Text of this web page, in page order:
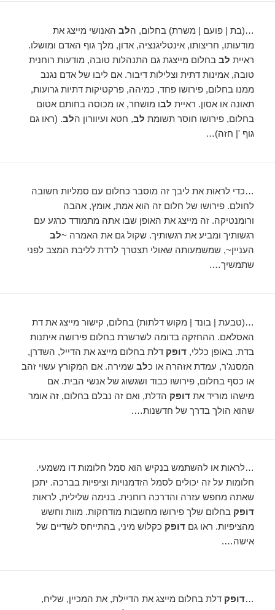
…(בת | פועם | משרת) בחלום, הלב האנושי מייצג את
מודעותו, חריצותו, אינטליגנציה, אדון, מלך גוף האדם ומושלו.
ראיית לב בחלום מייצגת גם התנהלות טובה, מודעות רוחנית
טובה, אמינות דתית וצלילות דיבור. אם ליבו של אדם נגנב
ממנו בחלום, פירושו פחד, כמיהה, פרקטיקות דתיות גרועות,
תאונה או אסון. ראיית לבו מושחר, או מכוסה בחותם אטום
בחלום, פירושו חוסר תשומת לב, חטא ועיוורון הלב. (ראו גם
גוף '| חזה)…
…כדי לראות את ליבך זה מוסבר כחלום עם סמליות חשובה
לחולם. פירושו של חלום זה הוא אמת, אומץ, אהבה
ורומנטיקה. זה מייצג את האופן שבו אתה מתמודד כרגע עם
רגשותיך ומביע את רגשותיך. שקול גם את האמרה ~לב
העניין~, שמשמעותה שאולי תצטרך לרדת לליבת המצב לפני
שתמשיך….
…(טבעת | בונד | מקוש דלתות) בחלום, קישור מייצג את דת
האסלאם. ההחזקה בדומה לשרשרת בחלום פירושה איתנות
בדת. באופן כללי,דופק דלת בחלום מייצג את הדייל, השדרן,
המסנג'ר, עמדת אזהרה או כלב שמירה. אם המקורץ עשוי זהב
או כסף בחלום, פירושו כבוד ושגשוג של אנשי הבית. אם
מישהו מוריד אתדופק הדלת, ואם זה נבלם בחלום, זה אומר
שהוא הולך בדרך של חדשנות….
…לראות או להשתמש בנקיש הוא סמל חלומות דו משמעי.
חלומות על זה יכולים לסמל הזדמנויות וציפיות בברכה. יתכן
שאתה מחפש עזרה והדרכה רוחנית. בנימה שלילית, לראות
דופק בחלום שלך פירושו מחשבות מודחקות. מוות וחשש
מהציפיות. ראו גםדופק כקלוש מיני, בהתייחס לשדיים של
אישה….
…דופק דלת בחלום מייצג את הדיילת, את המכיין, שליח,